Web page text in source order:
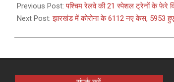
05-
09
Previous Post:पश्चिम रेलवे की 21 स्‍पेशल ट्रेनों के फेरे
Next Post:झारखंड में कोरोना के 6112 नए केस, 5953